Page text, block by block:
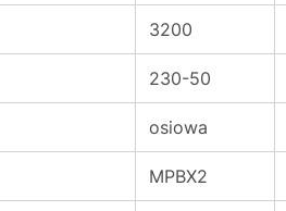
3200
230-50
osiowa
MPBX2